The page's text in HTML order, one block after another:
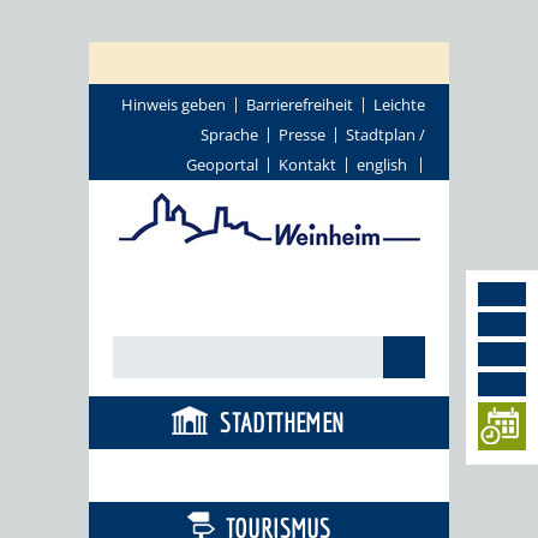
Hinweis geben Barrierefreiheit
Leichte
Sprache
Presse
Stadtplan /
Geoportal
Kontakt english
STADTTHEMEN
TOURISMUS